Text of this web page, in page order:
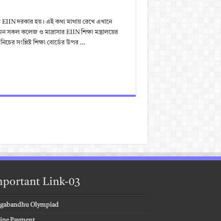
EIIN দরকার হয়। এই কথা মাথায় রেখে এখানে
সকল কলেজ ও মাদ্রাসার EIIN শিক্ষা মন্ত্রালয়ের
সংশ্লিষ্ট শিক্ষা বোর্ডের উপর …
Link-03
Olympiad